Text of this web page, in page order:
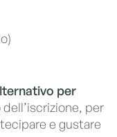
per
per
e gustare